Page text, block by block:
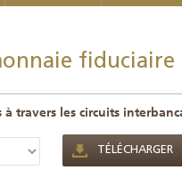
fiduciaire
travers les circuits
TÉLÉCHARGER